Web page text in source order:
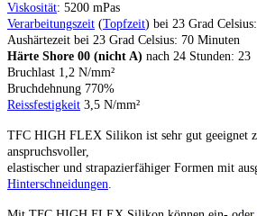
Viskosität: 5200 mPas
Verarbeitungszeit (Topfzeit) bei 23 Grad
Aushärtezeit bei 23 Grad Celsius: 70 Minuten
Härte Shore 00 (nicht A) nach 24 Stunden: 23
Bruchlast 1,2 N/mm²
Bruchdehnung 770%
Reissfestigkeit 3,5 N/mm²
TFC HIGH FLEX Silikon ist sehr gut geeignet
anspruchsvoller,
elastischer und strapazierfähiger Formen mit
Hinterschneidungen.